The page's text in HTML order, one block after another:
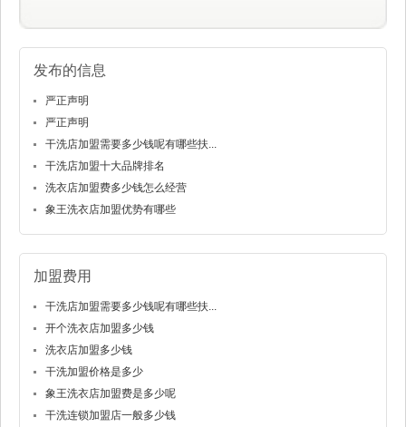
发布的信息
严正声明
严正声明
干洗店加盟需要多少钱呢有哪些扶...
干洗店加盟十大品牌排名
洗衣店加盟费多少钱怎么经营
象王洗衣店加盟优势有哪些
加盟费用
干洗店加盟需要多少钱呢有哪些扶...
开个洗衣店加盟多少钱
洗衣店加盟多少钱
干洗加盟价格是多少
象王洗衣店加盟费是多少呢
干洗连锁加盟店一般多少钱